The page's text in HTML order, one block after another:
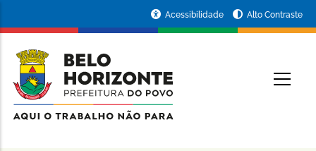
conteúdo
principal
da
Prefeitura
de
Acessibilidade Alto Contraste